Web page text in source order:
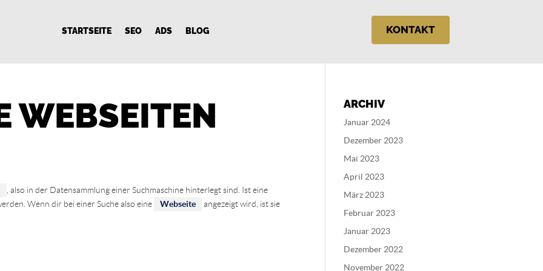
STARTSEITE SEO ADS BLOG KONTAKT
WEBSEITEN
, also in der Datensammlung einer Suchmaschine hinterlegt sind. Ist eine
Wenn dir bei einer Suche also eine
Webseite angezeigt wird, ist sie
ARCHIV
Januar 2024
Dezember 2023
Mai 2023
April 2023
März 2023
Februar 2023
Januar 2023
Dezember 2022
November 2022